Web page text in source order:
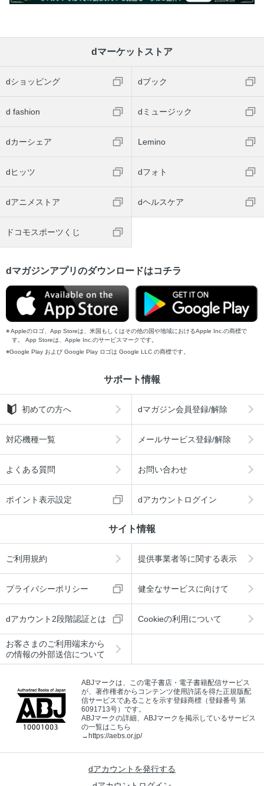
dマーケットストア
dショッピング dブック
d fashion dミュージック
dカーシェア Lemino
dヒッツ dフォト
dアニメストア dヘルスケア
ドコモスポーツくじ
dマガジンアプリのダウンロードはコチラ
Appleのロゴ、App Storeは、米国もしくはその他の国や地域におけるApple Inc.の商標で
す。 App Storeは、Apple Inc.のサービスマークです。
Google Play および Google Play ロゴは Google LLC の商標です。
サポート情報
初めての方へ dマガジン会員登録/解除
対応機種一覧 メールサービス登録/解除
よくある質問 お問い合わせ
ポイント表示設定 dアカウントログイン
サイト情報
ご利用規約 提供事業者等に関する表示
プライバシーポリシー 健全なサービスに向けて
dアカウント2段階認証とは Cookieの利用について
お客さまのご利用端末から
の情報の外部送信について
ABJマークは、この電子書店・電子書籍配信サービス
が、著作権者からコンテンツ使用許諾を得た正規版配
信サービスであることを示す登録商標（登録番号 第
6091713号）です。
ABJマークの詳細、ABJマークを掲示しているサービス
の一覧はこちら
→https://aebs.or.jp/
dアカウントを発行する